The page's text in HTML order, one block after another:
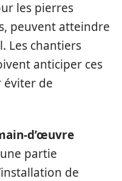
les pierres
peuvent atteindre
Les chantiers
anticiper ces
éviter de
d’œuvre
partie
de